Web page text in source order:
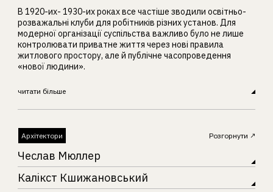
В 1920-их- 1930-их роках все частіше зводили освітньо-
розважальні клуби для робітників різних установ. Для
модерної організації суспільства важливо було не лише
контролювати приватне життя через нові правила
житлового простору, але й публічне часопроведення
«нової людини».
читати більше
Розгорнути
Архітектори
Чеслав Мюллер
Калікст Кшижановський